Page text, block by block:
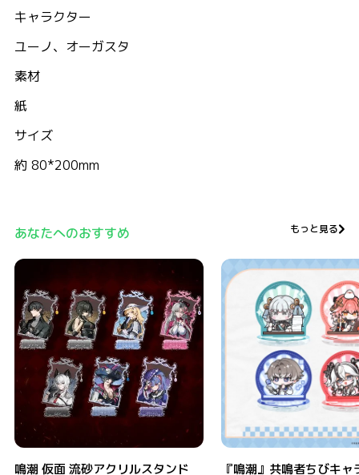
キャラクター
ユーノ、オーガスタ
素材
紙
サイズ
約 80*200mm
あなたへのおすすめ もっと見る
鳴潮 仮面 流砂アクリルスタンド 『鳴潮』共鳴者ちびキャ